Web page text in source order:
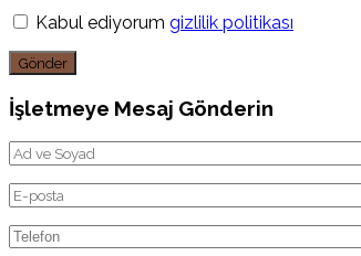
Kabul ediyorum gizlilik politikası
Gönder
İşletmeye Mesaj Gönderin